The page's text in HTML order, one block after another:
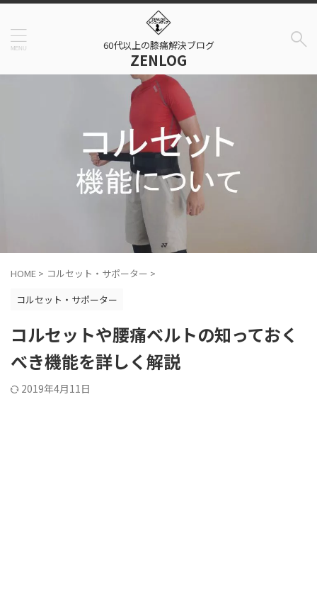
60代以上の膝痛解決ブログ
ZENLOG
HOME > コルセット・サポーター >
コルセット・サポーター
コルセットや腰痛ベルトの知っておく
べき機能を詳しく解説
2019年4月11日